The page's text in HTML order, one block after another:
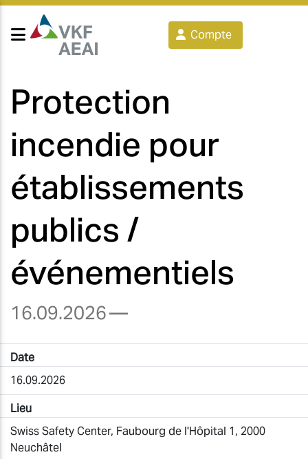
Compte
Protection
incendie pour
établissements
publics /
événementiels
16.09.2026—
Date
16.09.2026
Lieu
Swiss Safety Center, Faubourg de l'Hôpital 1, 2000
Neuchâtel